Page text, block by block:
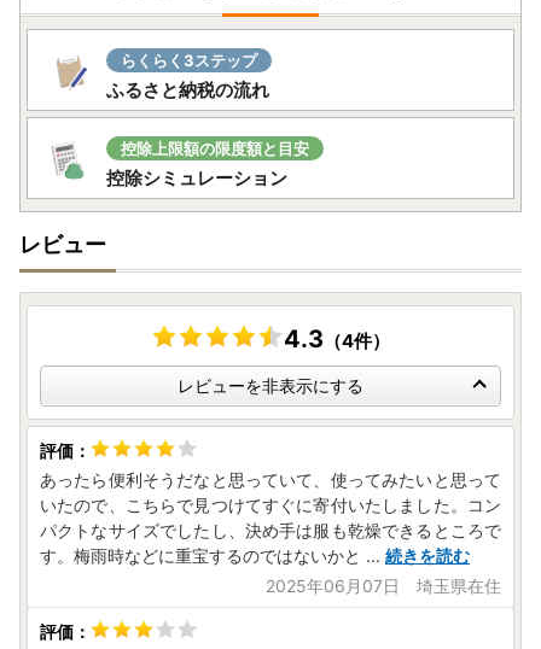
らくらく3ステップ
ふるさと納税の流れ
控除上限額の限度額と目安
控除シミュレーション
レビュー
4.3 （4件）
レビューを非表示にする
あったら便利そうだなと思っていて、使ってみたいと思って
いたので、こちらで見つけてすぐに寄付いたしました。コン
パクトなサイズでしたし、決め手は服も乾燥できるところで
す。梅雨時などに重宝するのではないかと ... 続きを読む
2025年06月07日 埼玉県在住